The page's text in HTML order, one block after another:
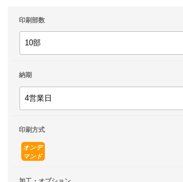
印刷部数
納期
印刷方式
オンデ
マンド